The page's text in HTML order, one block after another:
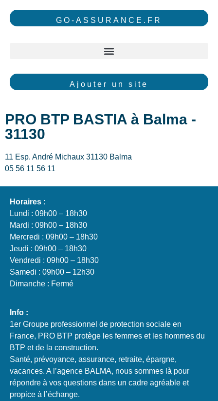
GO-ASSURANCE.FR
Ajouter un site
PRO BTP BASTIA à Balma -
31130
11 Esp. André Michaux 31130 Balma
05 56 11 56 11
Horaires :
Lundi : 09h00 – 18h30
Mardi : 09h00 – 18h30
Mercredi : 09h00 – 18h30
Jeudi : 09h00 – 18h30
Vendredi : 09h00 – 18h30
Samedi : 09h00 – 12h30
Dimanche : Fermé
Info :
1er Groupe professionnel de protection sociale en
France, PRO BTP protège les femmes et les hommes du
BTP et de la construction.
Santé, prévoyance, assurance, retraite, épargne,
vacances. A l’agence BALMA, nous sommes là pour
répondre à vos questions dans un cadre agréable et
propice à l’échange.